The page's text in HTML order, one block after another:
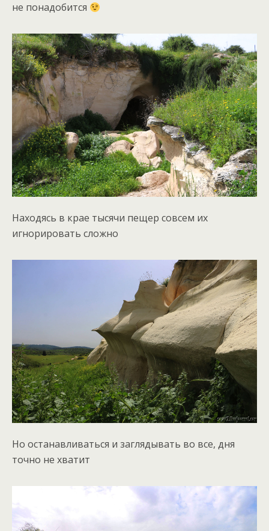
не понадобится
Находясь в крае тысячи пещер совсем их
игнорировать сложно
Но останавливаться и заглядывать во все, дня
точно не хватит